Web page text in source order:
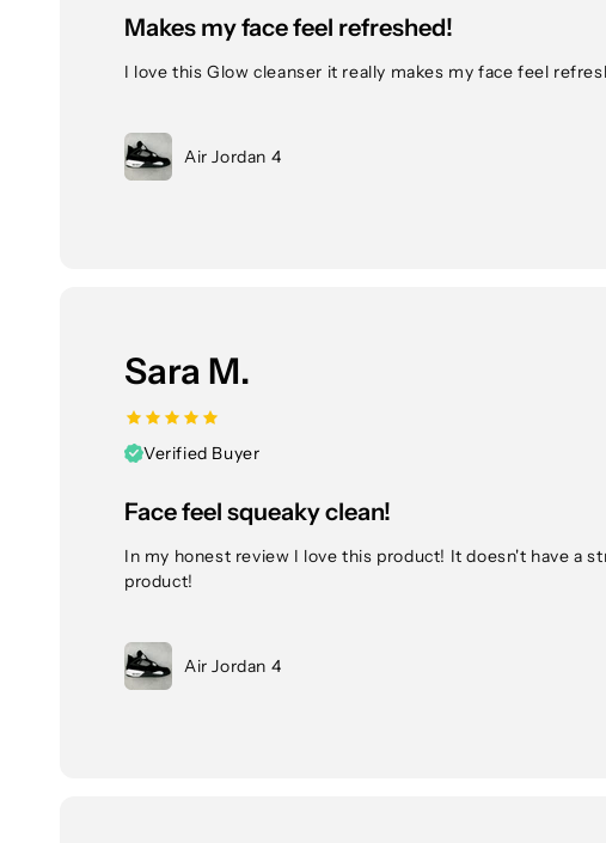
Makes my face feel refreshed!
I love this Glow cleanser it really makes my face feel
Air Jordan 4
Sara M.
Verified Buyer
Face feel squeaky clean!
In my honest review I love this product! It doesn't have a
product!
Air Jordan 4